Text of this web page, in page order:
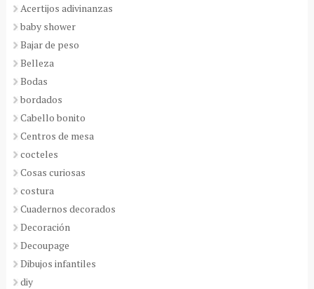
Acertijos adivinanzas
baby shower
Bajar de peso
Belleza
Bodas
bordados
Cabello bonito
Centros de mesa
cocteles
Cosas curiosas
costura
Cuadernos decorados
Decoración
Decoupage
Dibujos infantiles
diy